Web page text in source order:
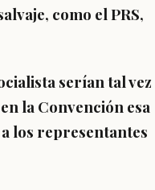
como el PRS,
serían tal vez
la Convención esa
los representantes